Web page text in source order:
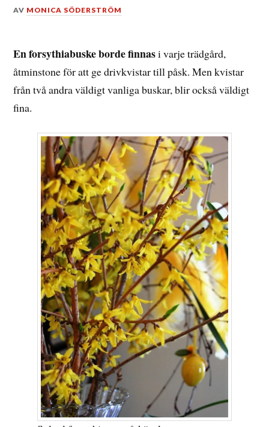
DEN
2020
AV MONICA SÖDERSTRÖM
En forsythiabuske borde finnasi varje trädgård,
åtminstone för att ge drivkvistar till påsk. Men kvistar
från två andra väldigt vanliga buskar, blir också väldigt
fina.